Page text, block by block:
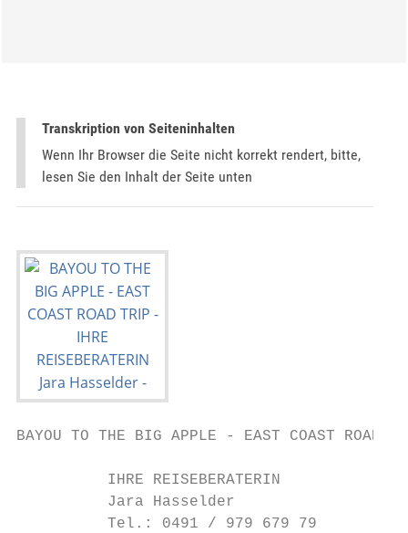
Transkription von Seiteninhalten
Wenn Ihr Browser die Seite nicht korrekt rendert, bitte,
lesen Sie den Inhalt der Seite unten
BAYOU TO THE BIG APPLE - EAST COAST ROAD
          IHRE REISEBERATERIN
          Jara Hasselder
          Tel.: 0491 / 979 679 79